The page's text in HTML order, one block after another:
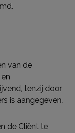
van de
tenzij door
is aangegeven.
de Cliënt te